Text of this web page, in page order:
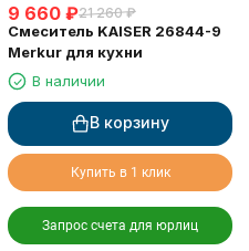
9 660 ₽21 260 ₽
Смеситель KAISER 26844-9
Merkur для кухни
В наличии
В корзину
Купить в 1 клик
Запрос счета для юрлиц